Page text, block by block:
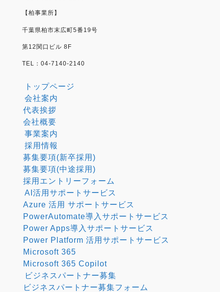
【柏事業所】
千葉県柏市末広町5番19号
第12関口ビル 8F
TEL：04-7140-2140
トップページ
会社案内
代表挨拶
会社概要
事業案内
採用情報
募集要項(新卒採用)
募集要項(中途採用)
採用エントリーフォーム
AI活用サポートサービス
Azure 活用 サポートサービス
PowerAutomate導入サポートサービス
Power Apps導入サポートサービス
Power Platform 活用サポートサービス
Microsoft 365
Microsoft 365 Copilot
ビジネスパートナー募集
ビジネスパートナー募集フォーム